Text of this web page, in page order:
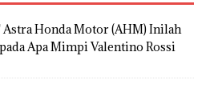
Astra Honda Motor (AHM) Inilah
pada Apa Mimpi Valentino Rossi